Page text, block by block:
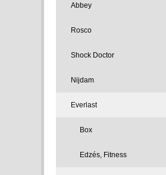
Abbey
Rosco
Shock Doctor
Nijdam
Everlast
Box
Edzés, Fitness